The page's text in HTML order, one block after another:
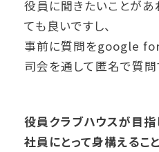
役員に聞きたいことがあ
ても良いですし、
事前に質問をgoogle
司会を通して匿名で質問
役員クラブハウスが目指
社員にとって身構えるこ